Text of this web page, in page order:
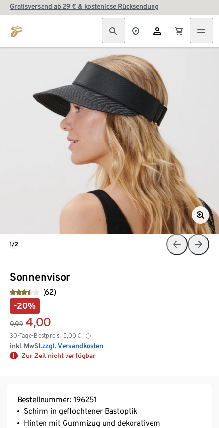
Gratisversand ab 29 € & kostenlose Rücksendung
Sonnenvisor
(62)
-20%
9,99 4,00
30-Tage-Bestpreis: 5,00 €
inkl. MwSt.zzgl. Versandkosten
Zur Zeit nicht verfügbar
1/2
Bestellnummer: 196251
Schirm in geflochtener Bastoptik
Hinten mit Gummizug und dekorativem